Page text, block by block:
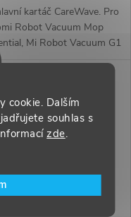
cookie. Dalším
souhlas s
zde.
kartáč CareWave. Pro
Robot Vacuum Mop
Mi Robot Vacuum G1
a snadná výměna.